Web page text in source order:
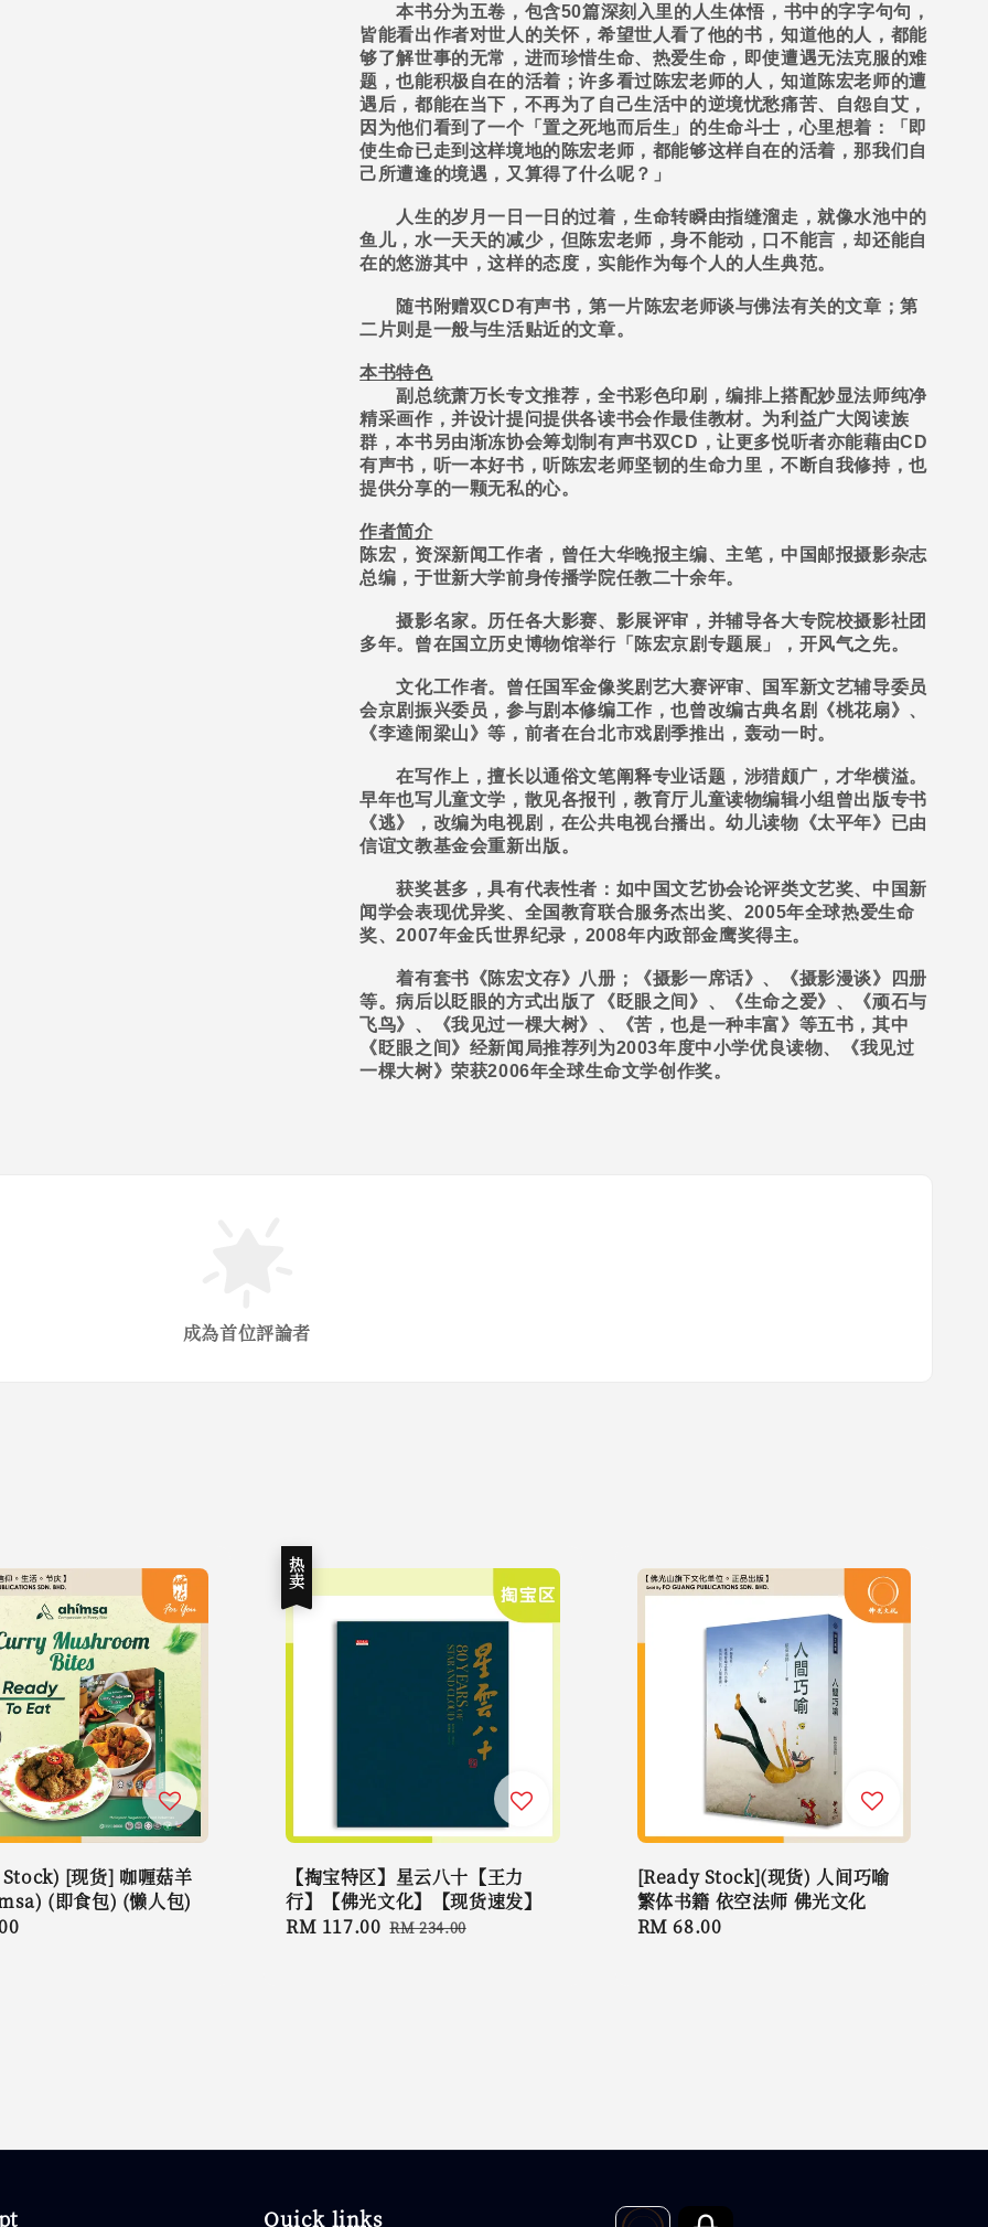
本书分为五卷，包含50篇深刻入里的人生体悟，书中的字字句句，
皆能看出作者对世人的关怀，希望世人看了他的书，知道他的人，都能
够了解世事的无常，进而珍惜生命、热爱生命，即使遭遇无法克服的难
题，也能积极自在的活着；许多看过陈宏老师的人，知道陈宏老师的遭
遇后，都能在当下，不再为了自己生活中的逆境忧愁痛苦、自怨自艾，
因为他们看到了一个「置之死地而后生」的生命斗士，心里想着：「即
使生命已走到这样境地的陈宏老师，都能够这样自在的活着，那我们自
己所遭逢的境遇，又算得了什么呢？」
人生的岁月一日一日的过着，生命转瞬由指缝溜走，就像水池中的
鱼儿，水一天天的减少，但陈宏老师，身不能动，口不能言，却还能自
在的悠游其中，这样的态度，实能作为每个人的人生典范。
随书附赠双CD有声书，第一片陈宏老师谈与佛法有关的文章；第
二片则是一般与生活贴近的文章。
本书特色
副总统萧万长专文推荐，全书彩色印刷，编排上搭配妙显法师纯净
精采画作，并设计提问提供各读书会作最佳教材。为利益广大阅读族
群，本书另由渐冻协会筹划制有声书双CD ，让更多悦听者亦能藉由CD
有声书，听一本好书，听陈宏老师坚韧的生命力里，不断自我修持，也
提供分享的一颗无私的心。
作者简介
陈宏，资深新闻工作者，曾任大华晚报主编、主笔，中国邮报摄影杂志
总编，于世新大学前身传播学院任教二十余年。
摄影名家。历任各大影赛、影展评审，并辅导各大专院校摄影社团
多年。曾在国立历史博物馆举行「陈宏京剧专题展」，开风气之先。
文化工作者。曾任国军金像奖剧艺大赛评审、国军新文艺辅导委员
会京剧振兴委员，参与剧本修编工作，也曾改编古典名剧《桃花扇》、
《李逵闹梁山》等，前者在台北市戏剧季推出，轰动一时。
在写作上，擅长以通俗文笔阐释专业话题，涉猎颇广，才华横溢。
早年也写儿童文学，散见各报刊，教育厅儿童读物编辑小组曾出版专书
《逃》，改编为电视剧，在公共电视台播出。幼儿读物《太平年》已由
信谊文教基金会重新出版。
获奖甚多，具有代表性者：如中国文艺协会论评类文艺奖、中国新
闻学会表现优异奖、全国教育联合服务杰出奖、 2005年全球热爱生命
奖、2007年金氏世界纪录， 2008年内政部金鹰奖得主。
着有套书《陈宏文存》八册；《摄影一席话》、《摄影漫谈》四册
等。病后以眨眼的方式出版了《眨眼之间》、《生命之爱》、《顽石与
飞鸟》、《我见过一棵大树》、《苦，也是一种丰富》等五书，其中
《眨眼之间》经新闻局推荐列为2003年度中小学优良读物、《我见过
一棵大树》荣获2006年全球生命文学创作奖。
成為首位評論者
[现货] 咖喱菇羊
(即食包) (懒人包)
热卖
【掏宝特区】星云八十【王力
行】【佛光文化】【现货速发】
Sale
RM 117.00 Regular
RM 234.00
[Ready Stock](现货) 人间巧喻
繁体书籍 依空法师 佛光文化
Regular
RM 68.00
Quick links